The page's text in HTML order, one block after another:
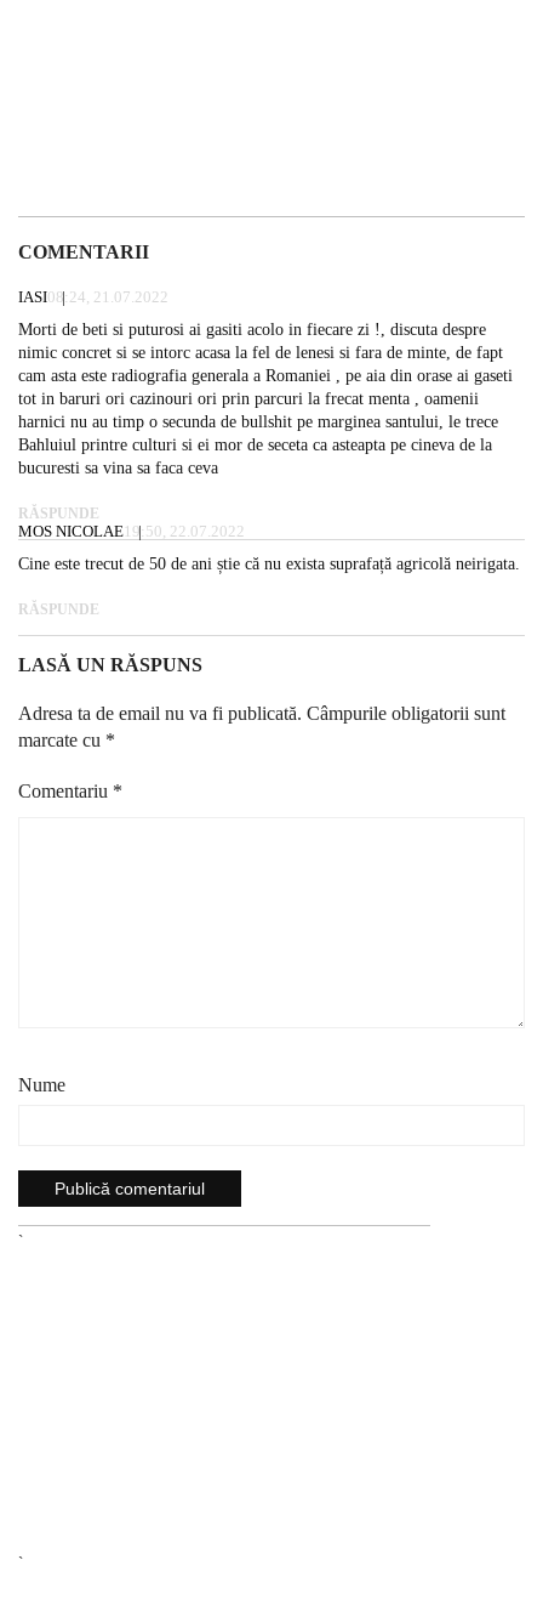
COMENTARII
IASI08:24, 21.07.2022
Morti de beti si puturosi ai gasiti acolo in fiecare zi !, discuta despre
nimic concret si se intorc acasa la fel de lenesi si fara de minte, de fapt
cam asta este radiografia generala a Romaniei , pe aia din orase ai gaseti
tot in baruri ori cazinouri ori prin parcuri la frecat menta , oamenii
harnici nu au timp o secunda de bullshit pe marginea santului, le trece
Bahluiul printre culturi si ei mor de seceta ca asteapta pe cineva de la
bucuresti sa vina sa faca ceva
RĂSPUNDE
MOS NICOLAE19:50, 22.07.2022
Cine este trecut de 50 de ani știe că nu exista suprafață agricolă neirigata.
RĂSPUNDE
LASĂ UN RĂSPUNS
Adresa ta de email nu va fi publicată. Câmpurile obligatorii sunt
marcate cu *
Comentariu *
Nume
`
`